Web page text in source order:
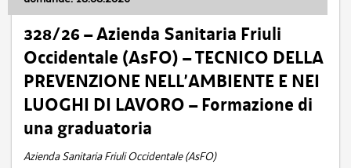
328/26 – Azienda Sanitaria Friuli
Occidentale (AsFO) – TECNICO DELLA
PREVENZIONE NELL’AMBIENTE E NEI
LUOGHI DI LAVORO – Formazione di
una graduatoria
Azienda Sanitaria Friuli Occidentale (AsFO)